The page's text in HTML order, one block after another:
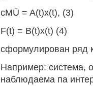
cMÜ = A(t)x(t), (3)
F(t) = B(t)x(t) (4)
сформулирован ряд
Например: система,
наблюдаема па